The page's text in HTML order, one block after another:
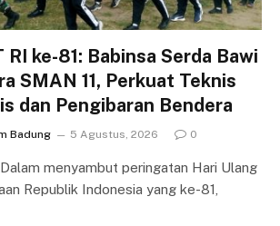
ke-81: Babinsa Serda Bawi
SMAN 11, Perkuat Teknis
dan Pengibaran Bendera
Badung 5 Agustus, 2026 0
menyambut peringatan Hari Ulang
Republik Indonesia yang ke-81,